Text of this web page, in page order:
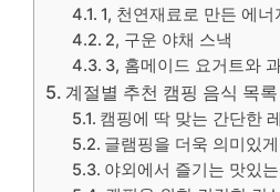
1, 천연재료로 만든 에너
2, 구운 야채 스낵
3, 홈메이드 요거트와
계절별 추천 캠핑 음식 목록
캠핑에 딱 맞는 간단한
글램핑을 더욱 의미있
야외에서 즐기는 맛있